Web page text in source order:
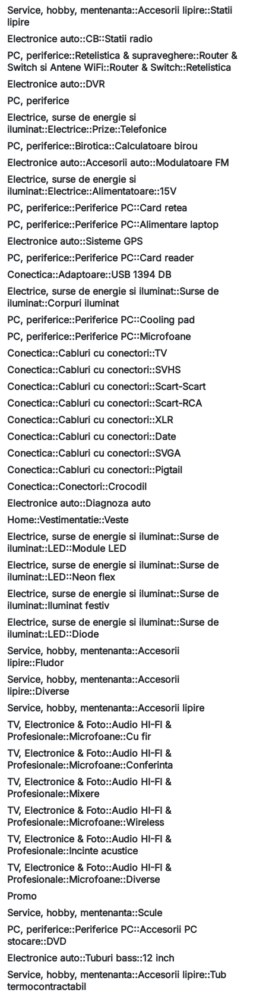
Service, hobby, mentenanta::Accesorii lipire::Statii
lipire
Electronice auto::CB::Statii radio
PC, periferice::Retelistica & supraveghere::Router &
Switch si Antene WiFi::Router & Switch::Retelistica
Electronice auto::DVR
PC, periferice
Electrice, surse de energie si
iluminat::Electrice::Prize::Telefonice
PC, periferice::Birotica::Calculatoare birou
Electronice auto::Accesorii auto::Modulatoare FM
Electrice, surse de energie si
iluminat::Electrice::Alimentatoare::15V
PC, periferice::Periferice PC::Card retea
PC, periferice::Periferice PC::Alimentare laptop
Electronice auto::Sisteme GPS
PC, periferice::Periferice PC::Card reader
Conectica::Adaptoare::USB 1394 DB
Electrice, surse de energie si iluminat::Surse de
iluminat::Corpuri iluminat
PC, periferice::Periferice PC::Cooling pad
PC, periferice::Periferice PC::Microfoane
Conectica::Cabluri cu conectori::TV
Conectica::Cabluri cu conectori::SVHS
Conectica::Cabluri cu conectori::Scart-Scart
Conectica::Cabluri cu conectori::Scart-RCA
Conectica::Cabluri cu conectori::XLR
Conectica::Cabluri cu conectori::Date
Conectica::Cabluri cu conectori::SVGA
Conectica::Cabluri cu conectori::Pigtail
Conectica::Conectori::Crocodil
Electronice auto::Diagnoza auto
Home::Vestimentatie::Veste
Electrice, surse de energie si iluminat::Surse de
iluminat::LED::Module LED
Electrice, surse de energie si iluminat::Surse de
iluminat::LED::Neon flex
Electrice, surse de energie si iluminat::Surse de
iluminat::Iluminat festiv
Electrice, surse de energie si iluminat::Surse de
iluminat::LED::Diode
Service, hobby, mentenanta::Accesorii
lipire::Fludor
Service, hobby, mentenanta::Accesorii
lipire::Diverse
Service, hobby, mentenanta::Accesorii lipire
TV, Electronice & Foto::Audio HI-FI &
Profesionale::Microfoane::Cu fir
TV, Electronice & Foto::Audio HI-FI &
Profesionale::Microfoane::Conferinta
TV, Electronice & Foto::Audio HI-FI &
Profesionale::Mixere
TV, Electronice & Foto::Audio HI-FI &
Profesionale::Microfoane::Wireless
TV, Electronice & Foto::Audio HI-FI &
Profesionale::Incinte acustice
TV, Electronice & Foto::Audio HI-FI &
Profesionale::Microfoane::Diverse
Promo
Service, hobby, mentenanta::Scule
PC, periferice::Periferice PC::Accesorii PC
stocare::DVD
Electronice auto::Tuburi bass::12 inch
Service, hobby, mentenanta::Accesorii lipire::Tub
termocontractabil